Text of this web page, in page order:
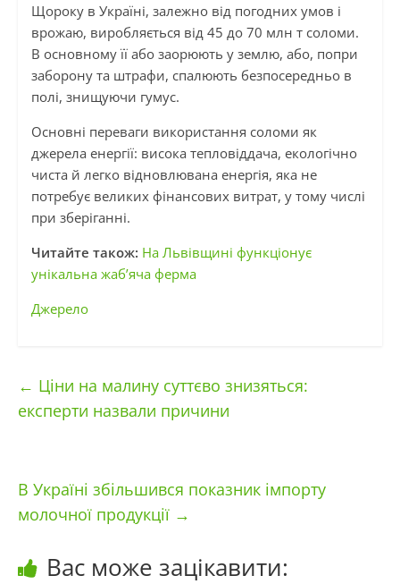
Щороку в Україні, залежно від погодних умов і
врожаю, виробляється від 45 до 70 млн т соломи.
В основному її або заорюють у землю, або, попри
заборону та штрафи, спалюють безпосередньо в
полі, знищуючи гумус.
Основні переваги використання соломи як
джерела енергії: висока тепловіддача, екологічно
чиста й легко відновлювана енергія, яка не
потребує великих фінансових витрат, у тому числі
при зберіганні.
Читайте також: На Львівщині функціонує
унікальна жаб’яча ферма
Джерело
← Ціни на малину суттєво знизяться:
експерти назвали причини
В Україні збільшився показник імпорту
молочної продукції →
Вас може зацікавити: